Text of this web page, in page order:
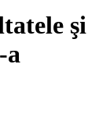
şi
a